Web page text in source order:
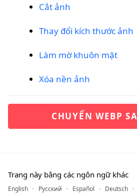
Cắt ảnh
Thay đổi kích thước ảnh
Làm mờ khuôn mặt
Xóa nền ảnh
CHUYỂN WEBP
Trang này bằng các ngôn ngữ khác
English Русский Español Deutsch